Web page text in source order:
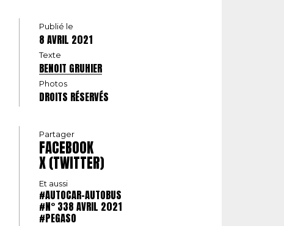
Publié le
8 AVRIL 2021
Texte
BENOIT GRUHIER
Photos
DROITS RÉSERVÉS
Partager
FACEBOOK
X (TWITTER)
Et aussi
#AUTOCAR-AUTOBUS
#N° 338 AVRIL 2021
#PEGASO